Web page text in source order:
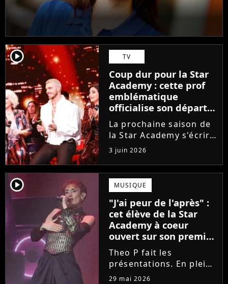
player2 TV
Coup dur pour la Star
Academy : cette prof
emblématique
officialise son départ,
"Ça devenait assez
compliqué"
La prochaine saison de
la Star Academy s'écrira
avec une nouvelle
recrue dans ses rangs.
Coach d'expression
scénique de l'émission,
Marlène Schaff ne
rempilera pas à la table
des professeurs...
3 juin 2026
player2 MUSIQUE
"J'ai peur de l'après" :
cet élève de la Star
Academy à coeur
ouvert sur son premier
single intime
Theo P fait les
présentations. En pleine
tournée, l'élève de la
29 mai 2026